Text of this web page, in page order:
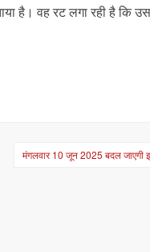
है। वह रट लगा रही है कि
मंगलवार 10 जून 2025 बदल जाएगी